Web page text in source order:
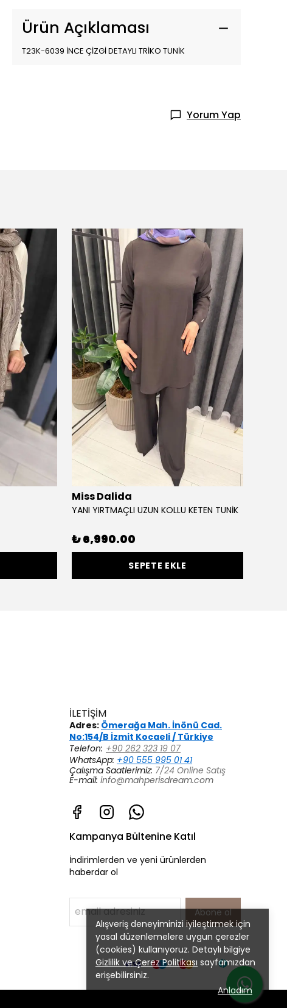
Alışveriş deneyiminizi iyileştirmek için
yasal düzenlemelere uygun çerezler
(cookies) kullanıyoruz. Detaylı bilgiye
Gizlilik ve Çerez Politikası sayfamızdan
erişebilirsiniz.
Anladım
Ürün Açıklaması
T23K-6039 İNCE ÇİZGİ DETAYLI TRİKO TUNİK
Yorum Yap
Miss Dalida
YANI YIRTMAÇLI UZUN KOLLU KETEN TUNİK
₺ 6,990.00
SEPETE EKLE
İLETİŞİM
Adres: Ömerağa Mah. İnönü Cad.
No:154/B İzmit Kocaeli / Türkiye
Telefon: +90 262 323 19 07
WhatsApp: +90 555 995 01 41
Çalışma Saatlerimiz: 7/24 Online Satış
E-mail: info@mahperisdream.com
Kampanya Bültenine Katıl
İndirimlerden ve yeni ürünlerden
haberdar ol
Abone ol